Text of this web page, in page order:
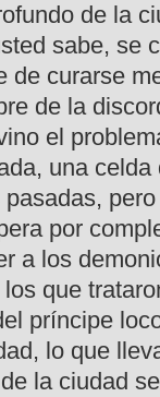
de la
sabe, se
de curarse
de la
el
una
pasadas,
por
a los
que
príncipe
lo que
la ciudad